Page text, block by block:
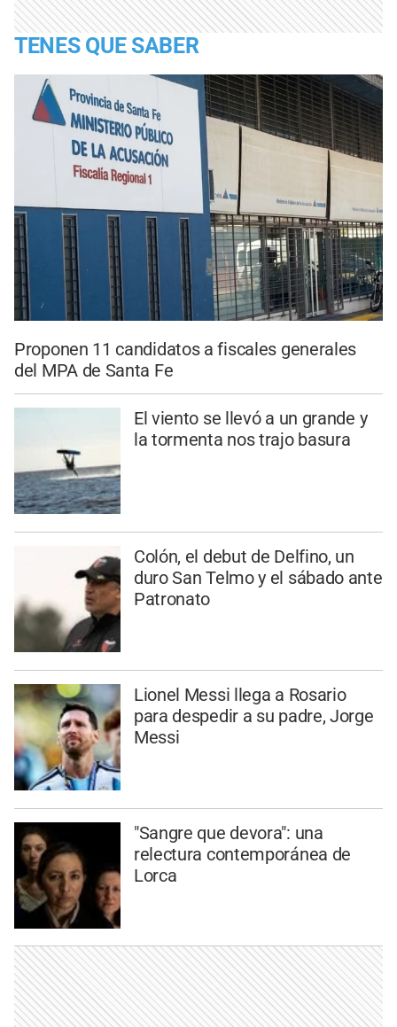
TENES QUE SABER
Proponen 11 candidatos a fiscales generales
del MPA de Santa Fe
El viento se llevó a un grande y
la tormenta nos trajo basura
Colón, el debut de Delfino, un
duro San Telmo y el sábado ante
Patronato
Lionel Messi llega a Rosario
para despedir a su padre, Jorge
Messi
"Sangre que devora": una
relectura contemporánea de
Lorca